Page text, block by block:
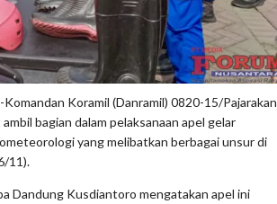
Koramil (Danramil) 0820-15/Pajarakan
bagian dalam pelaksanaan apel gelar
yang melibatkan berbagai unsur di
11).
Dandung Kusdiantoro mengatakan apel ini